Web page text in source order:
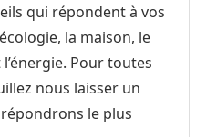
qui répondent à vos
la maison, le
Pour toutes
nous laisser un
le plus